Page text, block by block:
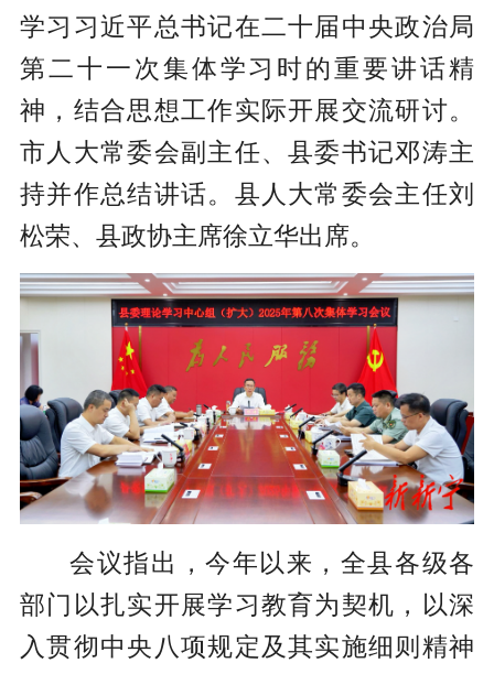
学习习近平总书记在二十届中央政治局
第二十一次集体学习时的重要讲话精
神，结合思想工作实际开展交流研讨。
市人大常委会副主任、县委书记邓涛主
持并作总结讲话。县人大常委会主任刘
松荣、县政协主席徐立华出席。
会议指出，今年以来，全县各级各
部门以扎实开展学习教育为契机，以深
入贯彻中央八项规定及其实施细则精神